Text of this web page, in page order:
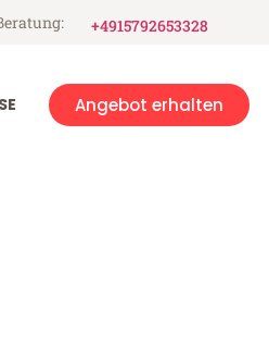
+4915792653328
Angebot erhalten